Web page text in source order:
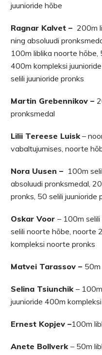
juunioride hõbe
Ragnar Kalvet – 200m
ning absoluudi
100m liblika noorte hõbe,
400m kompleksi
selili juunioride pronks
Martin Grebennikov –
pronksmedal
Lilii Tereese Luisk–
vabaltujumises, noorte
Nora Uusen – 100m
absoluudi pronksmedal,
pronks, 50 selili juunioride
Oskar Voor– 100m
selili noorte hõbe, noorte
kompleksi noorte pronks
Matvei Tarassov – 50m
Selina Tsiunchik–
juunioride 400m
Ernest Kopjev –100m
Anete Bollverk– 50m